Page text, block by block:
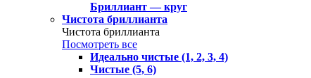
Бриллиант — круг
Чистота бриллианта
Чистота бриллианта
Посмотреть все
Идеально чистые (1, 2, 3, 4)
Чистые (5, 6)